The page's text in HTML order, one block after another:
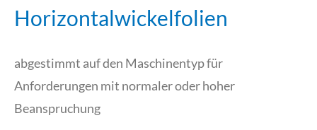
Horizontalwickelfolien
abgestimmt auf den Maschinentyp für
Anforderungen mit normaler oder hoher
Beanspruchung